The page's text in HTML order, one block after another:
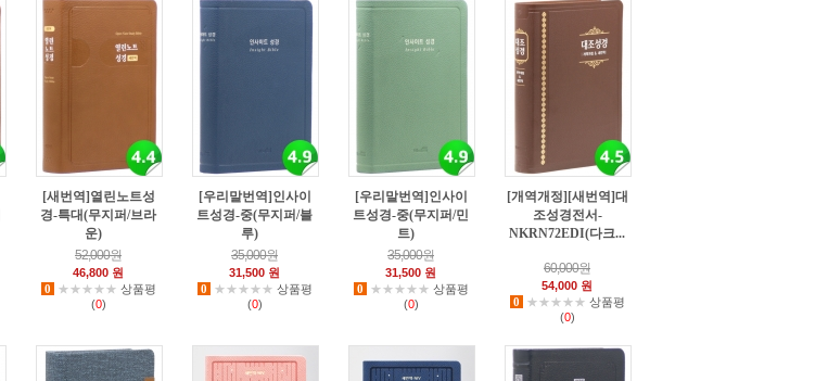
[새번역]열린노트성
경-특대(무지퍼/브라
운)
52,000원
46,800 원
0
★★★★★ 상품평
(0)
[우리말번역]인사이
트성경-중(무지퍼/블
루)
35,000원
31,500 원
0
★★★★★ 상품평
(0)
[우리말번역]인사이
트성경-중(무지퍼/민
트)
35,000원
31,500 원
0
★★★★★ 상품평
(0)
[개역개정][새번역]대
조성경전서-
NKRN72EDI(다크...
60,000원
54,000 원
0
★★★★★ 상품평
(0)